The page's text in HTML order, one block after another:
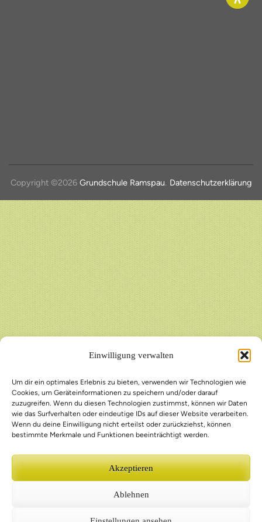
Einwilligung verwalten
Um dir ein optimales Erlebnis zu bieten, verwenden wir Technologien wie
Cookies, um Geräteinformationen zu speichern und/oder darauf
zuzugreifen. Wenn du diesen Technologien zustimmst, können wir Daten
wie das Surfverhalten oder eindeutige IDs auf dieser Website verarbeiten.
Wenn du deine Einwilligung nicht erteilst oder zurückziehst, können
bestimmte Merkmale und Funktionen beeinträchtigt werden.
Akzeptieren
Ablehnen
Copyright ©2026 Grundschule Ramspau. Datenschutzerklärung